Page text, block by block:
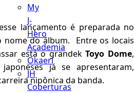
My
J-
Hero
Academia
Okaeri
JH
Coberturas
lançamento é preparada no
nome do álbum. Entre os locais
está o grandekToyo Dome,
já se apresentaram,
nipônica da banda.